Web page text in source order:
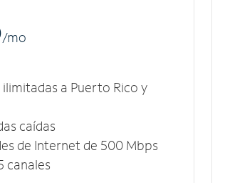
/mo
ilimitadas a Puerto Rico y
caídas
de Internet de 500 Mbps
canales